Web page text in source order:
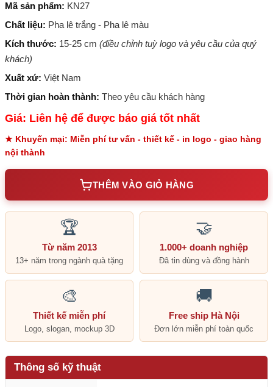
Mã sản phẩm: KN27
Chất liệu: Pha lê trắng - Pha lê màu
Kích thước: 15-25 cm (điều chỉnh tuỳ logo và yêu cầu của quý
khách)
Xuất xứ: Việt Nam
Thời gian hoàn thành: Theo yêu cầu khách hàng
Giá: Liên hệ để được báo giá tốt nhất
★ Khuyến mại: Miễn phí tư vấn - thiết kế - in logo - giao hàng
nội thành
THÊM VÀO GIỎ HÀNG
🏆
Từ năm 2013
13+ năm trong ngành quà tặng
🤝
1.000+ doanh nghiệp
Đã tin dùng và đồng hành
🎨
Thiết kế miễn phí
Logo, slogan, mockup 3D
🚚
Free ship Hà Nội
Đơn lớn miễn phí toàn quốc
Thông số kỹ thuật